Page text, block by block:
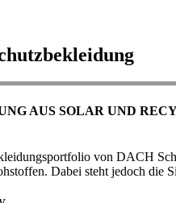
AUS SOLAR UND
von DACH
Dabei steht jedoch die